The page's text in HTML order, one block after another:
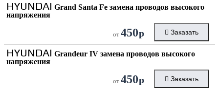
HYUNDAI Grand Santa Fe замена проводов высокого
напряжения
от 450р Заказать
HYUNDAI Grandeur IV замена проводов высокого
напряжения
от 450р Заказать